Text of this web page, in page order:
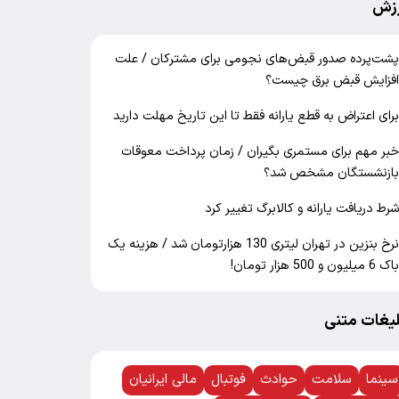
پشت‌پرده صدور قبض‌های نجومی برای مشترکان / علت
افزایش قبض برق چیست؟
برای اعتراض به قطع یارانه فقط تا این تاریخ مهلت دارید
خبر مهم برای مستمری بگیران / زمان پرداخت معوقات
بازنشستگان مشخص شد؟
شرط دریافت یارانه و کالابرگ تغییر کرد
نرخ بنزین در تهران لیتری 130 هزارتومان شد / هزینه یک
باک 6 میلیون و 500 هزار تومان!
متنی
سینما سلامت حوادث فوتبال مالی ایرانیان